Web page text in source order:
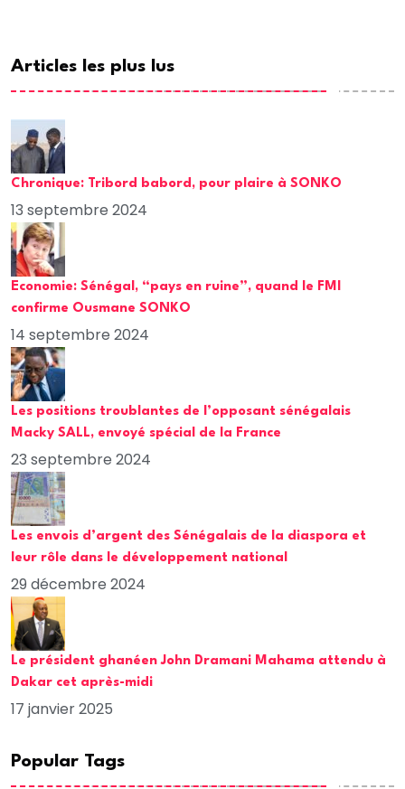
Articles les plus lus
Chronique: Tribord babord, pour plaire à SONKO
13 septembre 2024
Economie: Sénégal, “pays en ruine”, quand le FMI
confirme Ousmane SONKO
14 septembre 2024
Les positions troublantes de l’opposant sénégalais
Macky SALL, envoyé spécial de la France
23 septembre 2024
Les envois d’argent des Sénégalais de la diaspora et
leur rôle dans le développement national
29 décembre 2024
Le président ghanéen John Dramani Mahama attendu à
Dakar cet après-midi
17 janvier 2025
Popular Tags